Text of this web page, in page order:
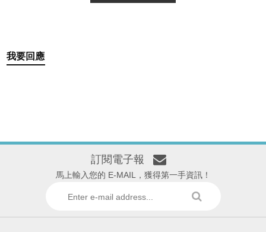
我要回應
訂閱電子報
馬上輸入您的 E-MAIL，獲得第一手資訊！